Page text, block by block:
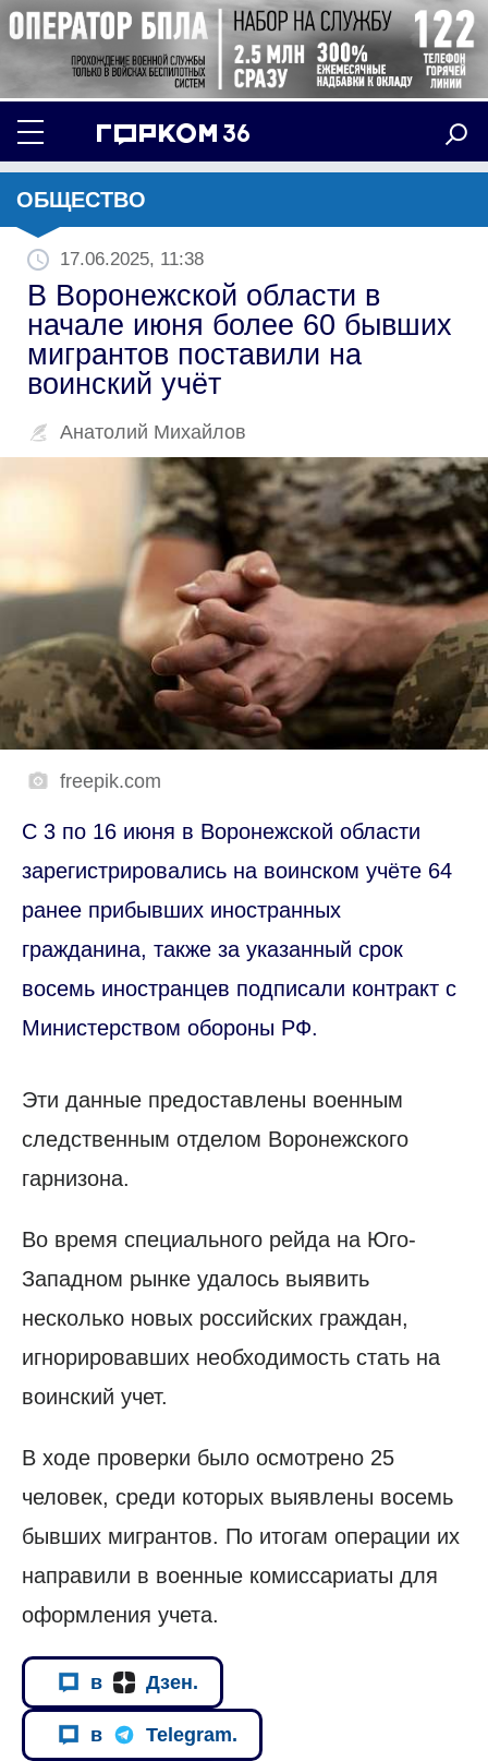
ОБЩЕСТВО
17.06.2025, 11:38
В Воронежской области в
начале июня более 60 бывших
мигрантов поставили на
воинский учёт
Анатолий Михайлов
freepik.com
С 3 по 16 июня в Воронежской области
зарегистрировались на воинском учёте 64
ранее прибывших иностранных
гражданина, также за указанный срок
восемь иностранцев подписали контракт с
Министерством обороны РФ.
Эти данные предоставлены военным
следственным отделом Воронежского
гарнизона.
Во время специального рейда на Юго-
Западном рынке удалось выявить
несколько новых российских граждан,
игнорировавших необходимость стать на
воинский учет.
В ходе проверки было осмотрено 25
человек, среди которых выявлены восемь
бывших мигрантов. По итогам операции их
направили в военные комиссариаты для
оформления учета.
в Дзен.
в Telegram.